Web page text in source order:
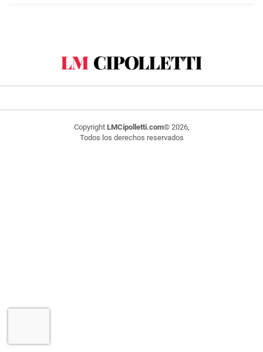
Copyright LMCipolletti.com© 2026,
Todos los derechos reservados